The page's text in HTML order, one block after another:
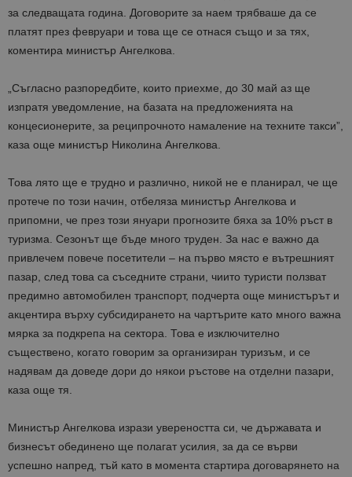
за следващата година. Договорите за наем трябваше да се
платят през февруари и това ще се отнася също и за тях,
коментира министър Ангелкова.
„Съгласно разпоредбите, които приехме, до 30 май аз ще
изпратя уведомление, на базата на предложенията на
концесионерите, за реципрочното намаление на техните такси”,
каза още министър Николина Ангелкова.
Това лято ще е трудно и различно, никой не е планирал, че ще
протече по този начин, отбеляза министър Ангелкова и
припомни, че през този януари прогнозите бяха за 10% ръст в
туризма. Сезонът ще бъде много труден. За нас е важно да
привлечем повече посетители – на първо място е вътрешният
пазар, след това са съседните страни, чиито туристи ползват
предимно автомобилен транспорт, подчерта още министърът и
акцентира върху субсидирането на чартърите като много важна
мярка за подкрепа на сектора. Това е изключително
съществено, когато говорим за организиран туризъм, и се
надявам да доведе дори до някои ръстове на отделни пазари,
каза още тя.
Министър Ангелкова изрази увереността си, че държавата и
бизнесът обединено ще полагат усилия, за да се върви
успешно напред, тъй като в момента стартира договарянето на